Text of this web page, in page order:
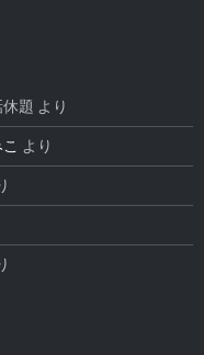
題 より
より